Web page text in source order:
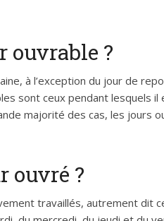
ouvrable ?
à l’exception du jour de
sont ceux pendant lesquels il
majorité des cas, les jours
ouvré ?
travaillés, autrement dit